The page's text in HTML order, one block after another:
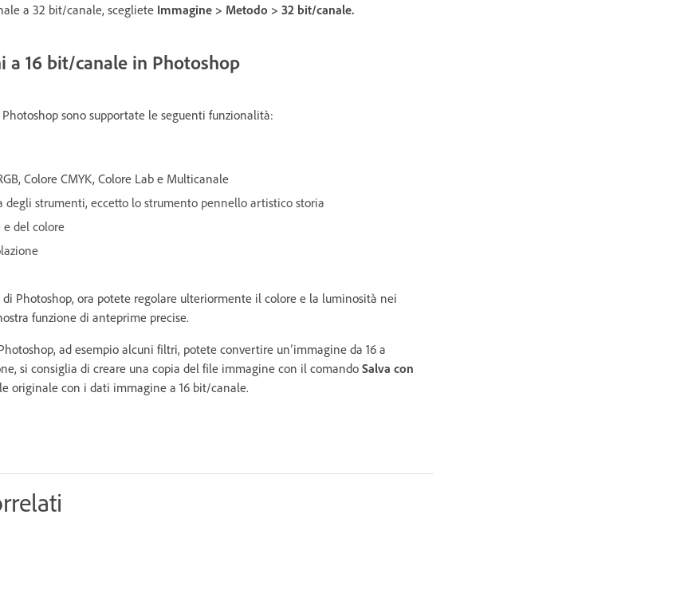
a 32 bit/canale, scegliete Immagine > Metodo > 32 bit/canale.
a 16 bit/canale in Photoshop
sono supportate le seguenti funzionalità:
Colore CMYK, Colore Lab e Multicanale
strumenti, eccetto lo strumento pennello artistico storia
del colore
di Photoshop, ora potete regolare ulteriormente il colore e la luminosità nei
funzione di anteprime precise.
ad esempio alcuni filtri, potete convertire un’immagine da 16 a
si consiglia di creare una copia del file immagine con il comando Salva con
originale con i dati immagine a 16 bit/canale.